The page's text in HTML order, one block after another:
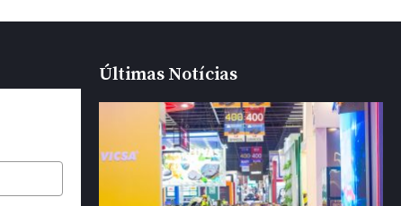
Últimas Notícias